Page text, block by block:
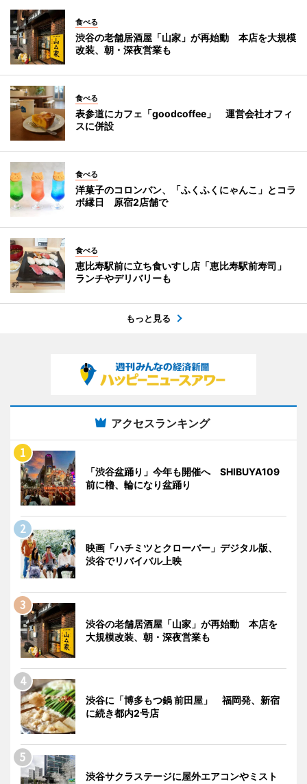
食べる
渋谷の老舗居酒屋「山家」が再始動 本店を大規模
改装、朝・深夜営業も
食べる
表参道にカフェ「goodcoffee」 運営会社オフィ
スに併設
食べる
洋菓子のコロンバン、「ふくふくにゃんこ」とコラ
ボ縁日 原宿2店舗で
食べる
恵比寿駅前に立ち食いすし店「恵比寿駅前寿司」
ランチやデリバリーも
もっと見る
アクセスランキング
「渋谷盆踊り」今年も開催へ SHIBUYA109
前に櫓、輪になり盆踊り
映画「ハチミツとクローバー」デジタル版、
渋谷でリバイバル上映
渋谷の老舗居酒屋「山家」が再始動 本店を
大規模改装、朝・深夜営業も
渋谷に「博多もつ鍋 前田屋」 福岡発、新宿
に続き都内2号店
渋谷サクラステージに屋外エアコンやミスト